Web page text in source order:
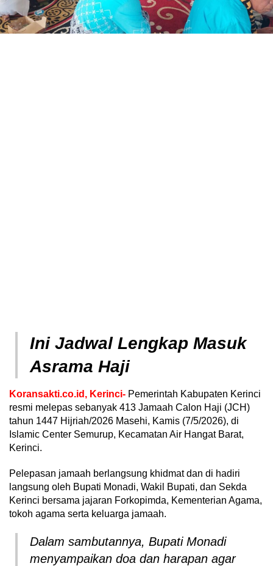
Ini Jadwal Lengkap Masuk
Asrama Haji
Koransakti.co.id, Kerinci- Pemerintah Kabupaten Kerinci
resmi melepas sebanyak 413 Jamaah Calon Haji (JCH)
tahun 1447 Hijriah/2026 Masehi, Kamis (7/5/2026), di
Islamic Center Semurup, Kecamatan Air Hangat Barat,
Kerinci.
Pelepasan jamaah berlangsung khidmat dan di hadiri
langsung oleh Bupati Monadi, Wakil Bupati, dan Sekda
Kerinci bersama jajaran Forkopimda, Kementerian Agama,
tokoh agama serta keluarga jamaah.
Dalam sambutannya, Bupati Monadi
menyampaikan doa dan harapan agar